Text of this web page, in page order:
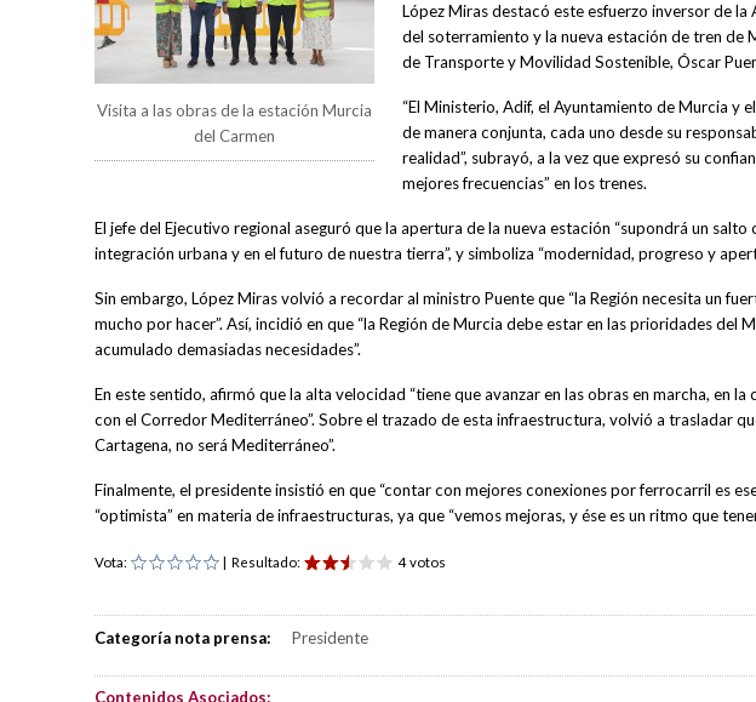
Visita a las obras de la estación Murcia
del Carmen
López Miras destacó este esfuerzo inversor de
del soterramiento y la nueva estación de tren de
de Transporte y Movilidad Sostenible, Óscar
“El Ministerio, Adif, el Ayuntamiento de Murcia y
de manera conjunta, cada uno desde su
realidad”, subrayó, a la vez que expresó su
mejores frecuencias” en los trenes.
El jefe del Ejecutivo regional aseguró que la apertura de la nueva estación “supondrá un
integración urbana y en el futuro de nuestra tierra”, y simboliza “modernidad, progreso y
Sin embargo, López Miras volvió a recordar al ministro Puente que “la Región necesita un
mucho por hacer”. Así, incidió en que “la Región de Murcia debe estar en las prioridades del
acumulado demasiadas necesidades”.
En este sentido, afirmó que la alta velocidad “tiene que avanzar en las obras en marcha, en
con el Corredor Mediterráneo”. Sobre el trazado de esta infraestructura, volvió a trasladar
Cartagena, no será Mediterráneo”.
Finalmente, el presidente insistió en que “contar con mejores conexiones por ferrocarril es
“optimista” en materia de infraestructuras, ya que “vemos mejoras, y ése es un ritmo que
Vota: | Resultado: 4 votos
Categoría nota prensa: Presidente
Contenidos Asociados: